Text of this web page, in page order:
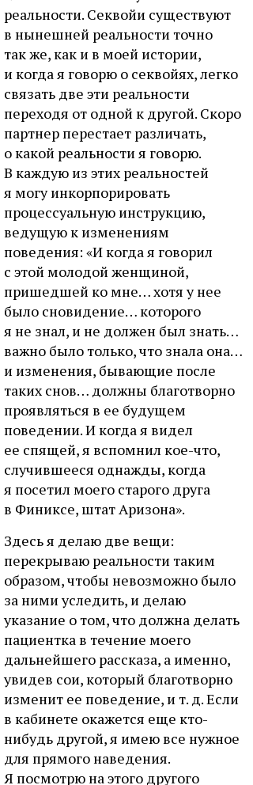
реальности. Секвойи существуют
в нынешней реальности точно
так же, как и в моей истории,
и когда я говорю о секвойях, легко
связать две эти реальности
переходя от одной к другой. Скоро
партнер перестает различать,
о какой реальности я говорю.
В каждую из этих реальностей
я могу инкорпорировать
процессуальную инструкцию,
ведущую к изменениям
поведения: «И когда я говорил
с этой молодой женщиной,
пришедшей ко мне… хотя у нее
было сновидение… которого
я не знал, и не должен был знать…
важно было только, что знала она…
и изменения, бывающие после
таких снов… должны благотворно
проявляться в ее будущем
поведении. И когда я видел
ее спящей, я вспомнил кое-что,
случившееся однажды, когда
я посетил моего старого друга
в Финиксе, штат Аризона».
Здесь я делаю две вещи:
перекрываю реальности таким
образом, чтобы невозможно было
за ними уследить, и делаю
указание о том, что должна делать
пациентка в течение моего
дальнейшего рассказа, а именно,
увидев сои, который благотворно
изменит ее поведение, и т. д. Если
в кабинете окажется еще кто-
нибудь другой, я имею все нужное
для прямого наведения.
Я посмотрю на этого другого